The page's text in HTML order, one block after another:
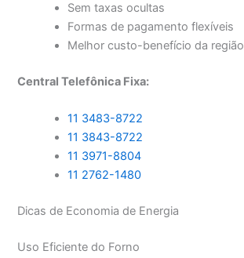
Sem taxas ocultas
Formas de pagamento flexíveis
Melhor custo-benefício da região
Central Telefônica Fixa:
11 3483-8722
11 3843-8722
11 3971-8804
11 2762-1480
Dicas de Economia de Energia
Uso Eficiente do Forno